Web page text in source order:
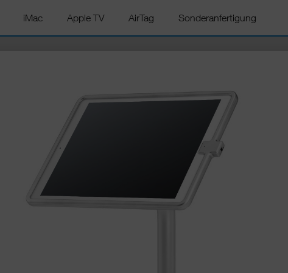
iMac Apple TV AirTag Sonderanfertigung